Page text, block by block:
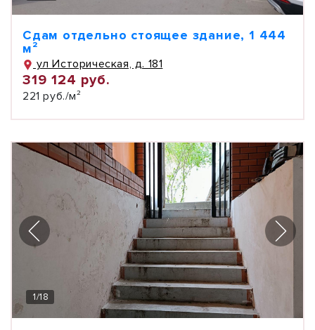
Сдам отдельно стоящее здание, 1 444
м²
ул Историческая, д. 181
319 124 руб.
221 руб./м²
1/18